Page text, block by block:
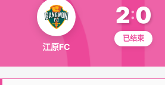
江原FC
2:0
已结束